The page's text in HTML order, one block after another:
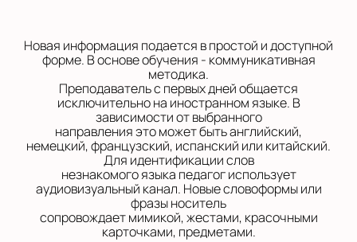
Новая информация подается в простой и доступной
форме. В основе обучения - коммуникативная
методика.
Преподаватель с первых дней общается
исключительно на иностранном языке. В
зависимости от выбранного
направления это может быть английский,
немецкий, французский, испанский или китайский.
Для идентификации слов
незнакомого языка педагог использует
аудиовизуальный канал. Новые словоформы или
фразы носитель
сопровождает мимикой, жестами, красочными
карточками, предметами.